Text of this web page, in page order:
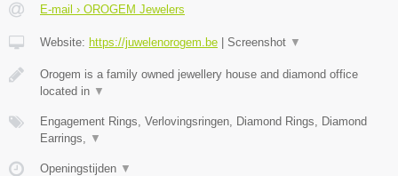
E-mail › OROGEM Jewelers
Website: https://juwelenorogem.be Screenshot ▼
Orogem is a family owned jewellery house and diamond office
located in ▼
Engagement Rings, Verlovingsringen, Diamond Rings, Diamond
Earrings,
▼
Openingstijden ▼